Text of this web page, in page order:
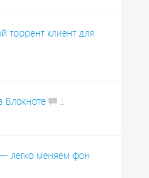
торрент клиент для
Блокноте
1
легко меняем фон